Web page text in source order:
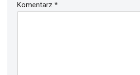
Komentarz *